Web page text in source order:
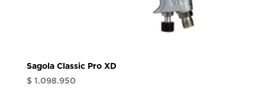
Sagola Classic Pro XD
$ 1.098.950